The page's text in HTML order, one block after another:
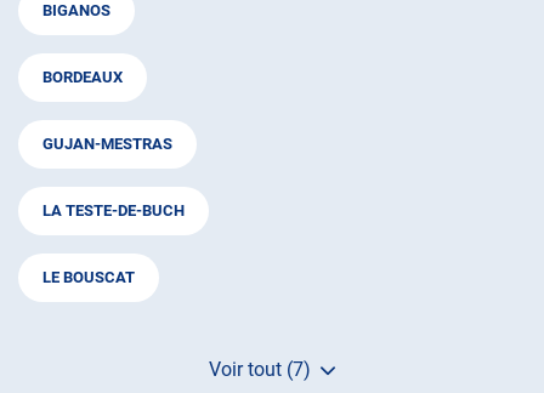
BIGANOS
BORDEAUX
GUJAN-MESTRAS
LA TESTE-DE-BUCH
LE BOUSCAT
Voir tout (7)
de